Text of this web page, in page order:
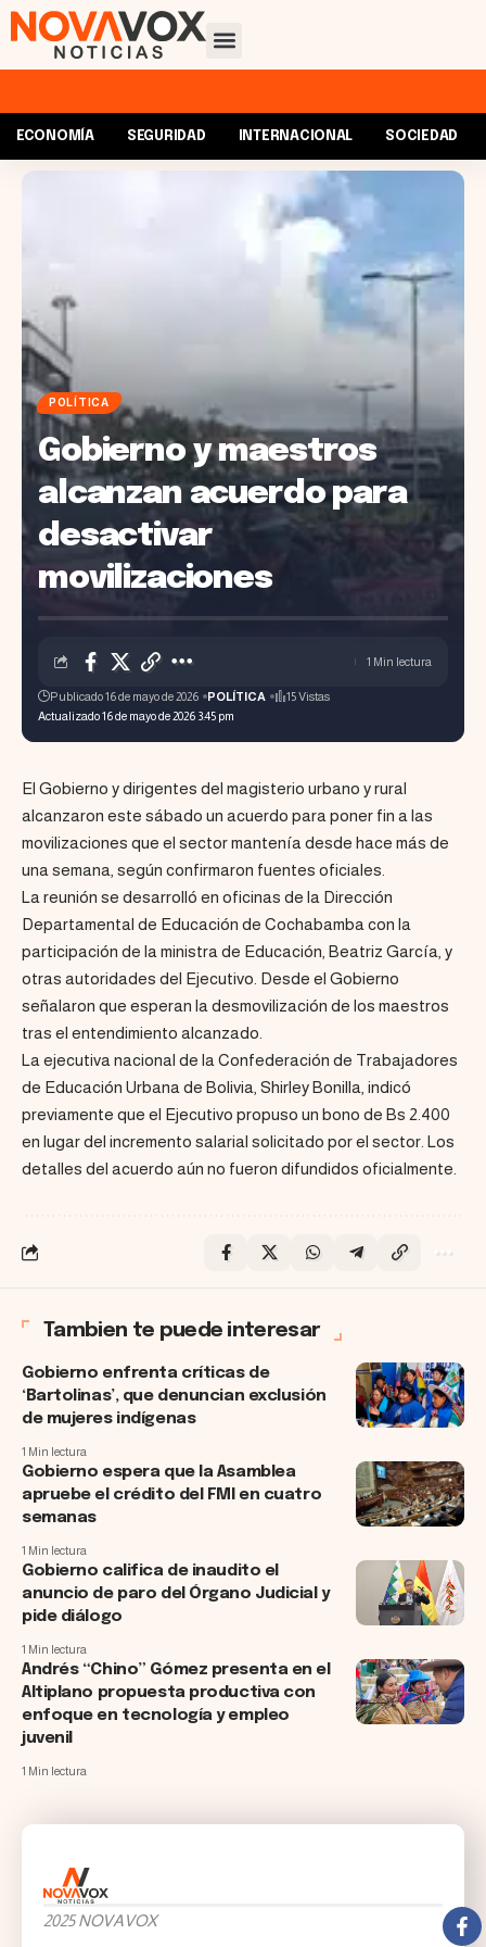
ECONOMÍA SEGURIDAD INTERNACIONAL SOCIEDAD
POLÍTICA
Gobierno y maestros
alcanzan acuerdo para
desactivar
movilizaciones
Actualizado 16 de mayo de 2026 3:45 pm
Publicado 16 de mayo de 2026 POLÍTICA 15 Vistas
1 Min lectura
El Gobierno y dirigentes del magisterio urbano y rural
alcanzaron este sábado un acuerdo para poner fin a las
movilizaciones que el sector mantenía desde hace más de
una semana, según confirmaron fuentes oficiales.
La reunión se desarrolló en oficinas de la Dirección
Departamental de Educación de Cochabamba con la
participación de la ministra de Educación, Beatriz García, y
otras autoridades del Ejecutivo. Desde el Gobierno
señalaron que esperan la desmovilización de los maestros
tras el entendimiento alcanzado.
La ejecutiva nacional de la Confederación de Trabajadores
de Educación Urbana de Bolivia, Shirley Bonilla, indicó
previamente que el Ejecutivo propuso un bono de Bs 2.400
en lugar del incremento salarial solicitado por el sector. Los
detalles del acuerdo aún no fueron difundidos oficialmente.
Tambien te puede interesar
Gobierno enfrenta críticas de
‘Bartolinas’, que denuncian exclusión
de mujeres indígenas
1 Min lectura
Gobierno espera que la Asamblea
apruebe el crédito del FMI en cuatro
semanas
1 Min lectura
Gobierno califica de inaudito el
anuncio de paro del Órgano Judicial y
pide diálogo
1 Min lectura
Andrés “Chino” Gómez presenta en el
Altiplano propuesta productiva con
enfoque en tecnología y empleo
juvenil
1 Min lectura
2025 NOVAVOX